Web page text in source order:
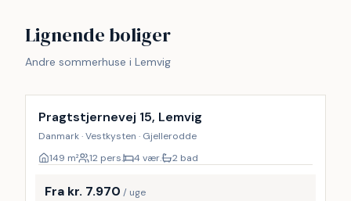
Lignende boliger
Andre sommerhuse i Lemvig
Pragtstjernevej 15, Lemvig
Danmark · Vestkysten · Gjellerodde
149 m² 12 pers. 4 vær. 2 bad
Fra kr. 7.970 / uge